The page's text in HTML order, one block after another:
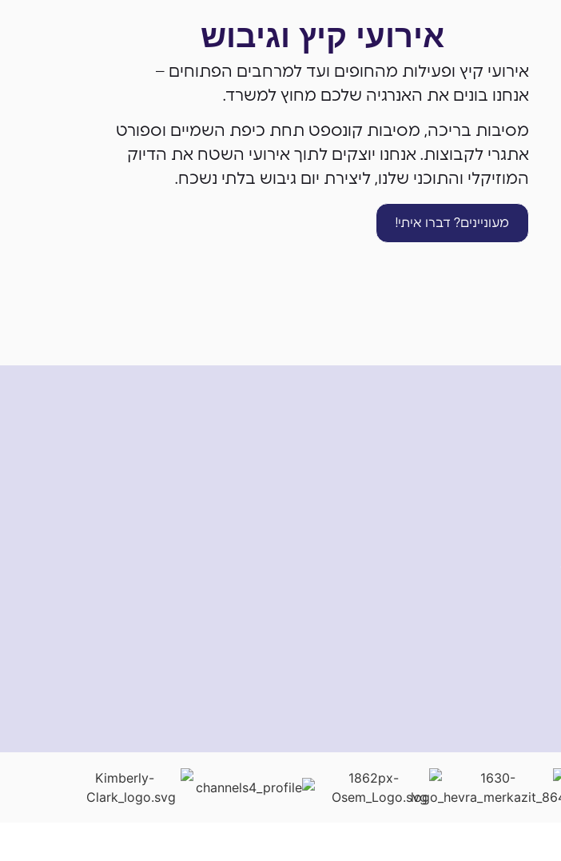
אירועי קיץ וגיבוש
אירועי קיץ ופעילות מהחופים ועד למרחבים הפתוחים –
אנחנו בונים את האנרגיה שלכם מחוץ למשרד.
מסיבות בריכה, מסיבות קונספט תחת כיפת השמיים וספורט
אתגרי לקבוצות. אנחנו יוצקים לתוך אירועי השטח את הדיוק
המוזיקלי והתוכני שלנו, ליצירת יום גיבוש בלתי נשכח.
מעוניינים? דברו איתי!